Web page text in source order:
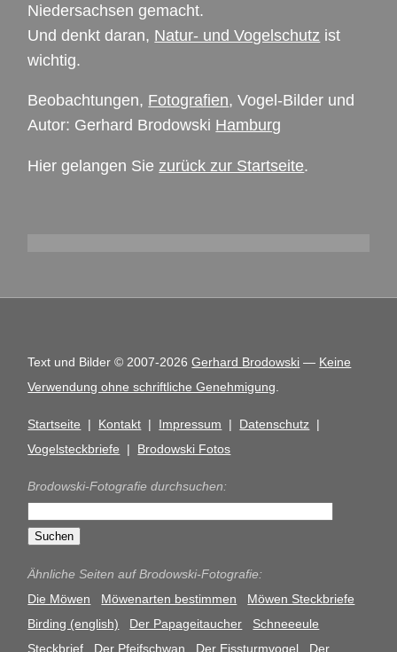
Niedersachsen gemacht.
Und denkt daran, Natur- und Vogelschutz ist
wichtig.
Beobachtungen, Fotografien, Vogel-Bilder und
Autor: Gerhard Brodowski Hamburg
Hier gelangen Siezurück zur Startseite.
Text und Bilder © 2007-2026Gerhard Brodowski — Keine
Verwendung ohne schriftliche Genehmigung.
Startseite | Kontakt | Impressum | Datenschutz |
Vogelsteckbriefe | Brodowski Fotos
Brodowski-Fotografie durchsuchen:
Ähnliche Seiten auf Brodowski-Fotografie:
Die Möwen
Möwenarten bestimmen
Möwen Steckbriefe
Birding (english)
Der Papageitaucher
Schneeeule
Steckbrief
Der Pfeifschwan Der Eissturmvogel Der